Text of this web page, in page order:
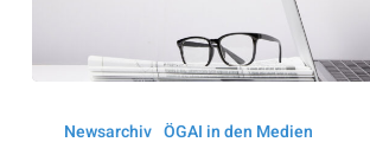
Dermatologie
Newsarchiv ÖGAI in den Medien